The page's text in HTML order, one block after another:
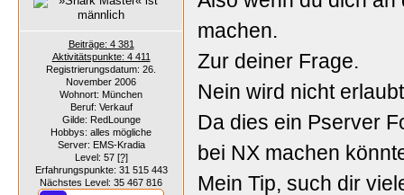
Beiträge: 4 381
Aktivitätspunkte: 4 411
Registrierungsdatum: 26.
November 2006
Wohnort: München
Beruf: Verkauf
Gilde: RedLounge
Hobbys: alles mögliche
Server: EMS-Kradia
Level: 57 [?]
Erfahrungspunkte: 31 515 443
Nächstes Level: 35 467 816
machen.
Zur deiner Frage.
Nein wird nicht
Da dies ein Pserver
bei NX machen
Mein Tip, such dir